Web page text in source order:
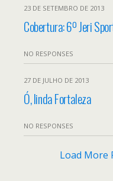
23 DE SETEMBRO DE 2013
Cobertura: 6º Jeri
NO RESPONSES
27 DE JULHO DE 2013
Ó, linda Fortaleza
NO RESPONSES
Load More